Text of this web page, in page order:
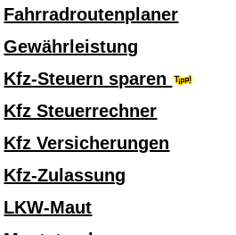
Fahrradroutenplaner
Gewährleistung
Kfz-Steuern sparen
Kfz Steuerrechner
Kfz Versicherungen
Kfz-Zulassung
LKW-Maut